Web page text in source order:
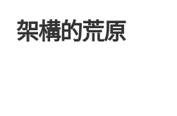
跳
至
跳
至
架構的荒原